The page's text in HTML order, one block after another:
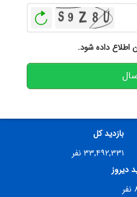
اطلاع داده شود.
بازدید کل
۳۳,۴۹۲,۳۳۱ نفر
دیروز